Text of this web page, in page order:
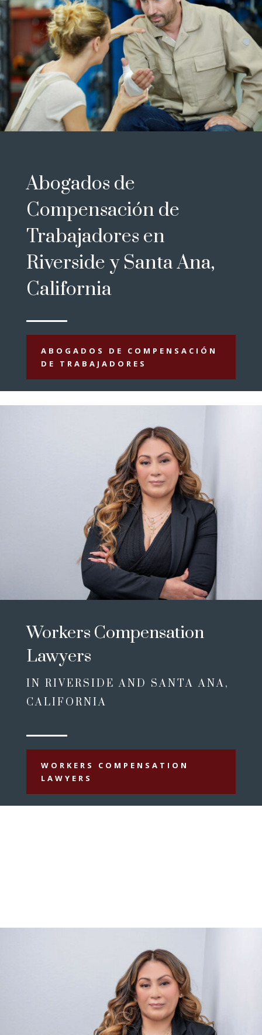
Abogados de
Compensación de
Trabajadores en
Riverside y Santa Ana,
California
ABOGADOS DE COMPENSACIÓN
DE TRABAJADORES
Workers Compensation
Lawyers
IN RIVERSIDE AND SANTA ANA,
CALIFORNIA
WORKERS COMPENSATION
LAWYERS